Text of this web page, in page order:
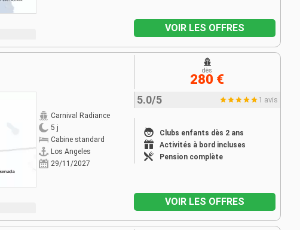
VOIR LES OFFRES
Carnival Radiance
5 j
Cabine standard
Los Angeles
29/11/2027
5.0/5 1 avis
Clubs enfants dès 2 ans
Activités à bord incluses
Pension complète
dès
280 €
VOIR LES OFFRES